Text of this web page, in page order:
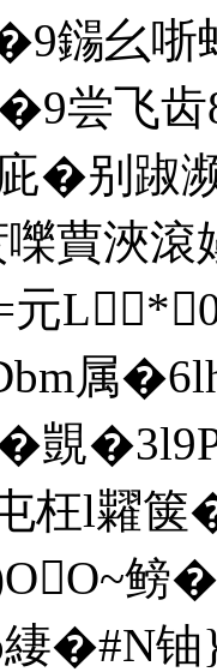
�9鐋幺
尝飞齿
�别踧
嚛蕒浹
L
属
� 覬
枉l糶箧
鳑
緀�#N